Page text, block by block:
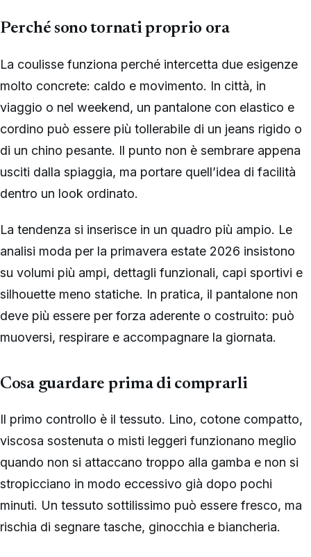
Perché sono tornati proprio ora
La coulisse funziona perché intercetta due esigenze
molto concrete: caldo e movimento. In città, in
viaggio o nel weekend, un pantalone con elastico e
cordino può essere più tollerabile di un jeans rigido o
di un chino pesante. Il punto non è sembrare appena
usciti dalla spiaggia, ma portare quell’idea di facilità
dentro un look ordinato.
La tendenza si inserisce in un quadro più ampio. Le
analisi moda per la primavera estate 2026 insistono
su volumi più ampi, dettagli funzionali, capi sportivi e
silhouette meno statiche. In pratica, il pantalone non
deve più essere per forza aderente o costruito: può
muoversi, respirare e accompagnare la giornata.
Cosa guardare prima di comprarli
Il primo controllo è il tessuto. Lino, cotone compatto,
viscosa sostenuta o misti leggeri funzionano meglio
quando non si attaccano troppo alla gamba e non si
stropicciano in modo eccessivo già dopo pochi
minuti. Un tessuto sottilissimo può essere fresco, ma
rischia di segnare tasche, ginocchia e biancheria.